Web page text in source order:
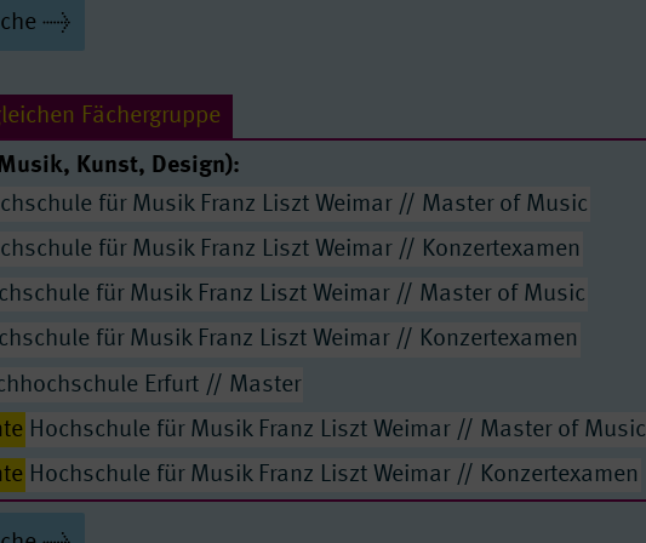
für Ingenieure und Naturwissenschaftler
und Anthropologie Master of Arts
of Science
the Anthropocene
Master of Science
Master of Science
of Science
Umwelt
Master of Science
Master of Science
Master of Science
Data Science
Master of Science
und Zweitsprache Master of Arts
Fächergruppe
Kunst, Design):
für Musik Franz Liszt Weimar // Master of Music
für Musik Franz Liszt Weimar // Konzertexamen
für Musik Franz Liszt Weimar // Master of Music
für Musik Franz Liszt Weimar // Konzertexamen
Erfurt // Master
Hochschule für Musik Franz Liszt Weimar // Master of Music
Hochschule für Musik Franz Liszt Weimar // Konzertexamen